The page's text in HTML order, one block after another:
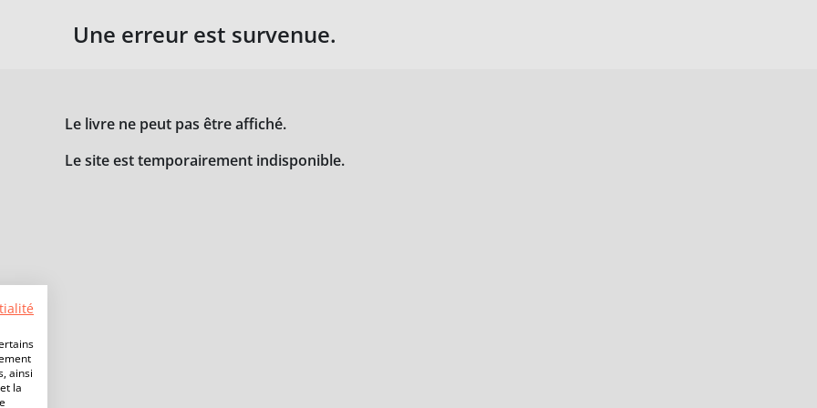
Une erreur est survenue.
Le livre ne peut pas être affiché.
Le site est temporairement indisponible.
ainsi
la